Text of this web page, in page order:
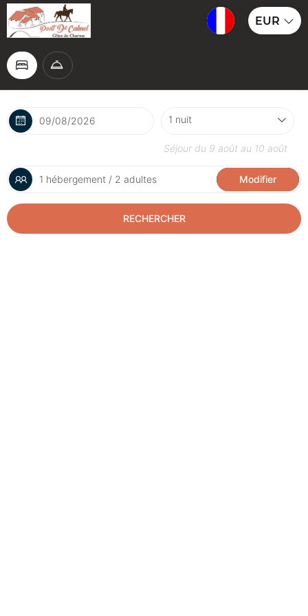
EUR
Séjour du 9 août au 10 août
1 hébergement / 2 adultes Modifier